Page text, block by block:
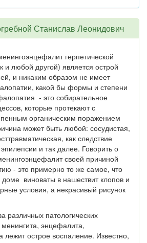
Станислав Леонидович
герпетической
и любой другой) является острой
и никаким образом не имеет
какой бы формы и степени
- это собирательное
которые протекают с
органическим поражением
может быть любой: сосудистая,
как следствие
и так далее. Говорить о
своей причиной
- это примерно то же самое, что
доме виноваты в нашествит клопов и
условия, а некрасивый рисунок
различных патологических
энцефалита,
лежит острое воспаление. Известно,